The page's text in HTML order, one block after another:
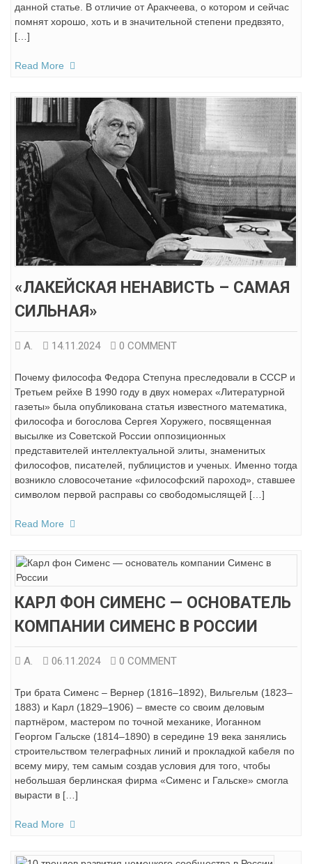
данной статье. В отличие от Аракчеева, о котором и сейчас
помнят хорошо, хоть и в значительной степени предвзято,
[…]
Read More
«ЛАКЕЙСКАЯ НЕНАВИСТЬ – САМАЯ
СИЛЬНАЯ»
А. 14.11.2024 0 COMMENT
Почему философа Федора Степуна преследовали в СССР и
Третьем рейхе В 1990 году в двух номерах «Литературной
газеты» была опубликована статья известного математика,
философа и богослова Сергея Хоружего, посвященная
высылке из Советской России оппозиционных
представителей интеллектуальной элиты, знаменитых
философов, писателей, публицистов и ученых. Именно тогда
возникло словосочетание «философский пароход», ставшее
символом первой расправы со свободомыслящей […]
Read More
КАРЛ ФОН СИМЕНС — ОСНОВАТЕЛЬ
КОМПАНИИ СИМЕНС В РОССИИ
А. 06.11.2024 0 COMMENT
Три брата Сименс – Вернер (1816–1892), Вильгельм (1823–
1883) и Карл (1829–1906) – вместе со своим деловым
партнёром, мастером по точной механике, Иоганном
Георгом Гальске (1814–1890) в середине 19 века занялись
строительством телеграфных линий и прокладкой кабеля по
всему миру, тем самым создав условия для того, чтобы
небольшая берлинская фирма «Сименс и Гальске» смогла
вырасти в […]
Read More